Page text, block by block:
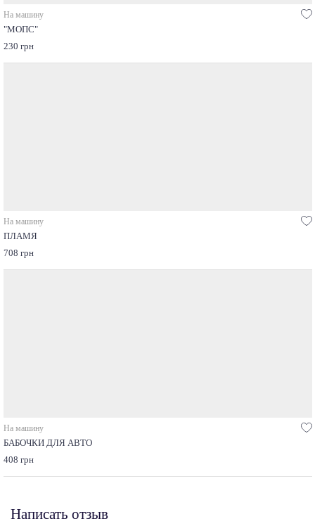
На машину
"МОПС"
230 грн
На машину
ПЛАМЯ
708 грн
На машину
БАБОЧКИ ДЛЯ АВТО
408 грн
Написать отзыв